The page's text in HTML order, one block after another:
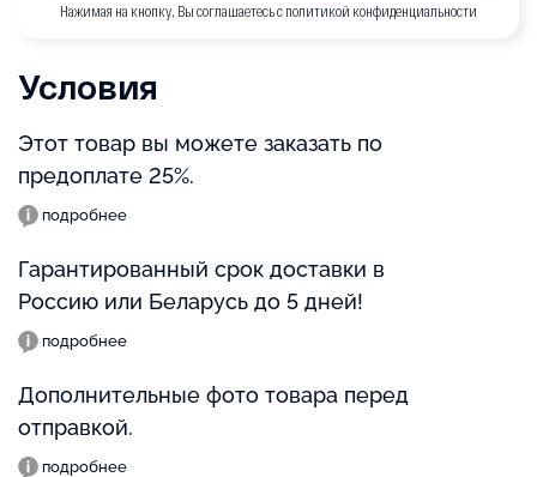
Нажимая на кнопку, Вы соглашаетесь с политикой конфиденциальности
Условия
Этот товар вы можете заказать по
предоплате 25%.
подробнее
Гарантированный срок доставки в
Россию или Беларусь до 5 дней!
подробнее
Дополнительные фото товара перед
отправкой.
подробнее